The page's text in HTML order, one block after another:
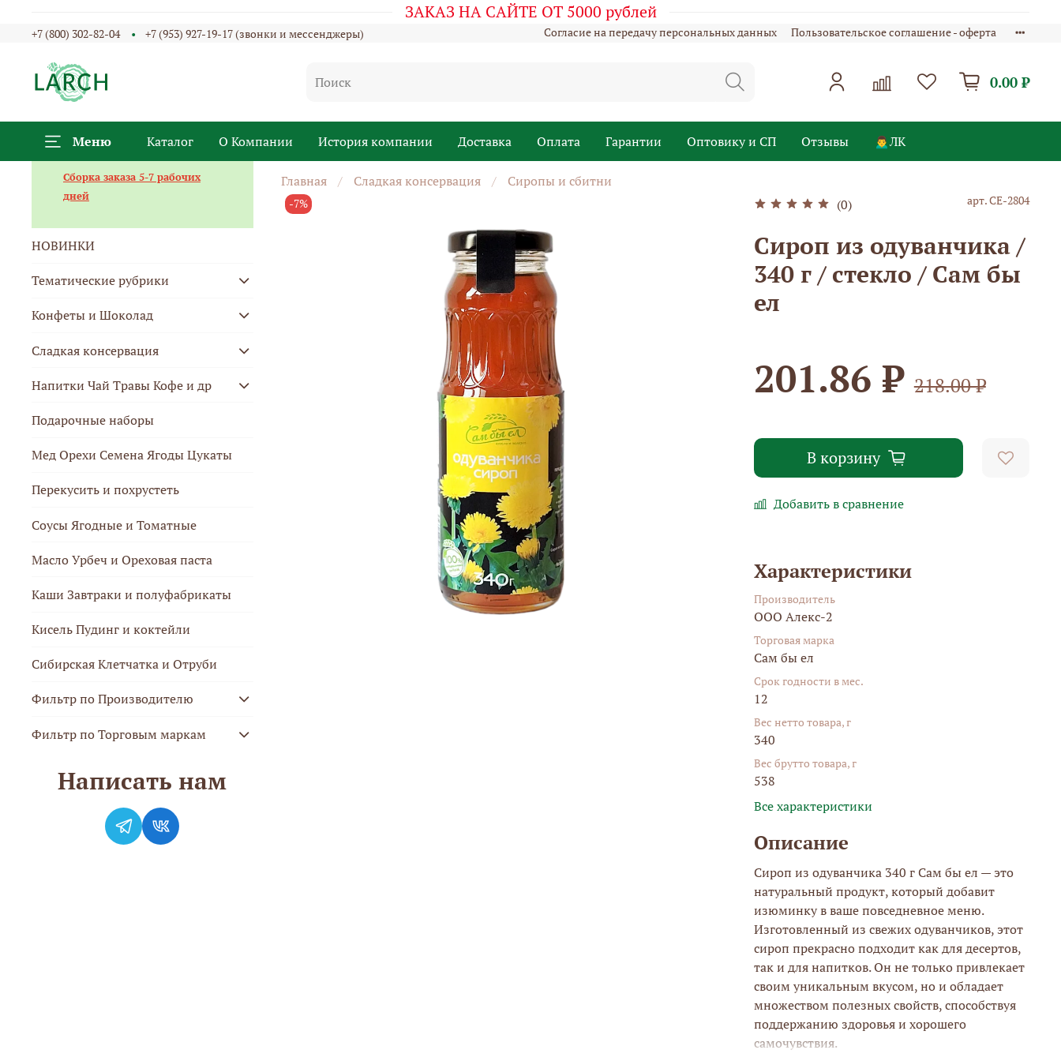
ЗАКАЗ НА САЙТЕ ОТ 5000 рублей
Согласие на передачу персональных данных Пользовательское соглашение - оферта
+7 (800) 302-82-04 +7 (953) 927-19-17 (звонки и мессенджеры)
0.00 ₽
Меню Каталог О Компании История компании Доставка Оплата Гарантии Оптовику и СП Отзывы 🙍‍♂️ЛК
Главная Сладкая консервация Сиропы и сбитни
-7% (0) арт.СЕ-2804
Сироп из одуванчика /
340 г / стекло / Сам бы
ел
201.86 ₽ 218.00 ₽
В корзину
Добавить в сравнение
Характеристики
Производитель
ООО Алекс-2
Торговая марка
Сам бы ел
Срок годности в мес.
12
Вес нетто товара, г
340
Вес брутто товара, г
538
Все характеристики
Описание
Сироп из одуванчика 340 г Сам бы ел — это
натуральный продукт, который добавит
изюминку в ваше повседневное меню.
Изготовленный из свежих одуванчиков, этот
сироп прекрасно подходит как для десертов,
так и для напитков. Он не только привлекает
своим уникальным вкусом, но и обладает
множеством полезных свойств, способствуя
поддержанию здоровья и хорошего
самочувствия.
Сборка заказа 5-7 рабочих
дней
НОВИНКИ
Тематические рубрики
Конфеты и Шоколад
Сладкая консервация
Напитки Чай Травы Кофе и др
Подарочные наборы
Мед Орехи Семена Ягоды Цукаты
Перекусить и похрустеть
Соусы Ягодные и Томатные
Масло Урбеч и Ореховая паста
Каши Завтраки и полуфабрикаты
Кисель Пудинг и коктейли
Сибирская Клетчатка и Отруби
Фильтр по Производителю
Фильтр по Торговым маркам
Написать нам